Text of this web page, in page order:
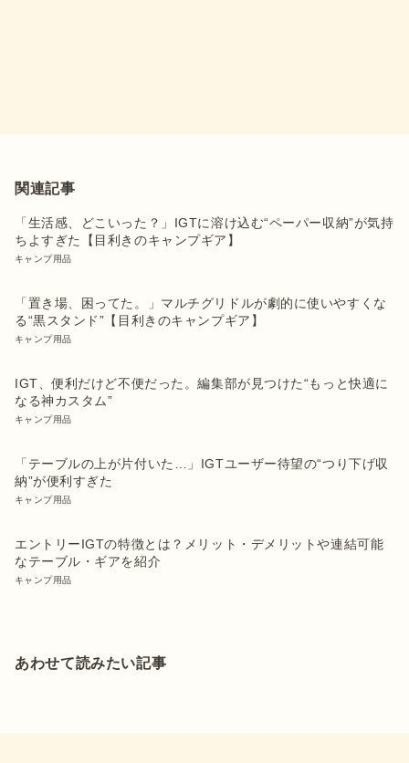
関連記事
「生活感、どこいった？」IGTに溶け込む“ペーパー収納”が気持
ちよすぎた【目利きのキャンプギア】
キャンプ用品
「置き場、困ってた。」マルチグリドルが劇的に使いやすくな
る“黒スタンド”【目利きのキャンプギア】
キャンプ用品
IGT、便利だけど不便だった。編集部が見つけた“もっと快適に
なる神カスタム”
キャンプ用品
「テーブルの上が片付いた…」IGTユーザー待望の“つり下げ収
納”が便利すぎた
キャンプ用品
エントリーIGTの特徴とは？メリット・デメリットや連結可能
なテーブル・ギアを紹介
キャンプ用品
あわせて読みたい記事